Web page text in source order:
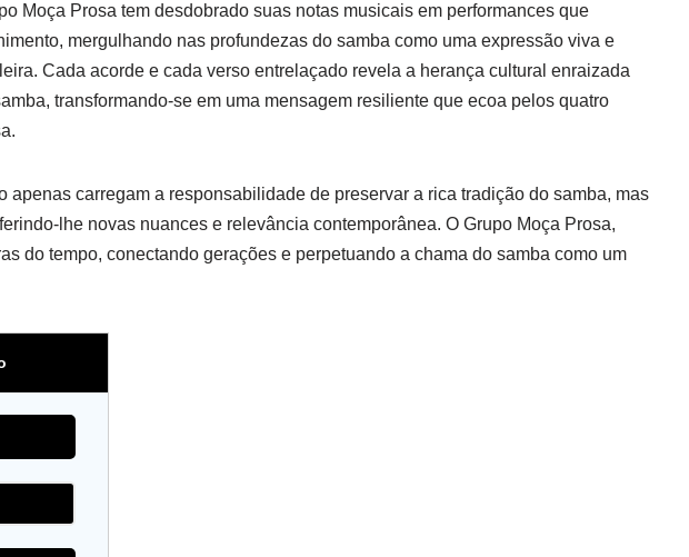
Moça Prosa tem desdobrado suas notas musicais em performances que
mergulhando nas profundezas do samba como uma expressão viva e
Cada acorde e cada verso entrelaçado revela a herança cultural enraizada
transformando-se em uma mensagem resiliente que ecoa pelos quatro
apenas carregam a responsabilidade de preservar a rica tradição do samba, mas
lhe novas nuances e relevância contemporânea. O Grupo Moça Prosa,
do tempo, conectando gerações e perpetuando a chama do samba como um